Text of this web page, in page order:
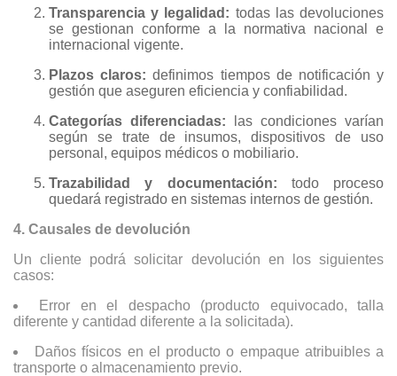
Transparencia y legalidad: todas las devoluciones
se gestionan conforme a la normativa nacional e
internacional vigente.
Plazos claros: definimos tiempos de notificación y
gestión que aseguren eficiencia y confiabilidad.
Categorías diferenciadas: las condiciones varían
según se trate de insumos, dispositivos de uso
personal, equipos médicos o mobiliario.
Trazabilidad y documentación: todo proceso
quedará registrado en sistemas internos de gestión.
4. Causales de devolución
Un cliente podrá solicitar devolución en los siguientes
casos:
Error en el despacho (producto equivocado, talla
diferente y cantidad diferente a la solicitada).
Daños físicos en el producto o empaque atribuibles a
transporte o almacenamiento previo.